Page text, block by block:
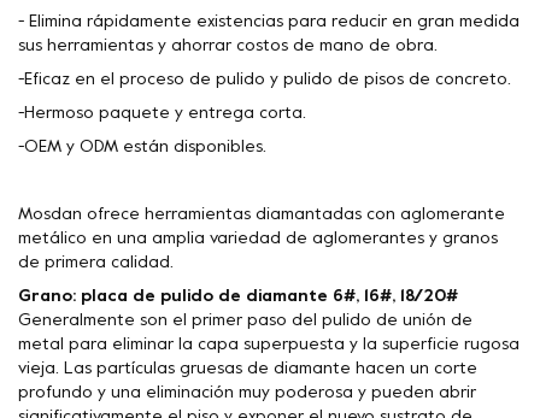
- Elimina rápidamente existencias para reducir en gran medida
sus herramientas y ahorrar costos de mano de obra.
-Eficaz en el proceso de pulido y pulido de pisos de concreto.
-Hermoso paquete y entrega corta.
-OEM y ODM están disponibles.
Mosdan ofrece herramientas diamantadas con aglomerante
metálico en una amplia variedad de aglomerantes y granos
de primera calidad.
Grano: placa de pulido de diamante 6#, 16#, 18/20#
Generalmente son el primer paso del pulido de unión de
metal para eliminar la capa superpuesta y la superficie rugosa
vieja. Las partículas gruesas de diamante hacen un corte
profundo y una eliminación muy poderosa y pueden abrir